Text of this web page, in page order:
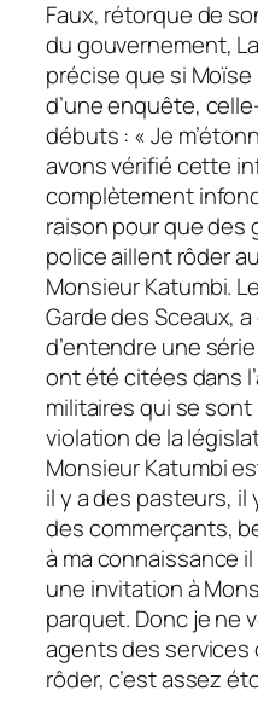
Faux, rétorque de
du gouvernement,
précise que si
d’une enquête,
débuts : «Je
avons vérifié cette
complètement
raison pour que des
police aillent rôder
Monsieur Katumbi.
Garde des Sceaux,
d’entendre une
ont été citées dans
militaires qui se
violation de la
Monsieur Katumbi
il y a des pasteurs, il
des commerçants,
à ma connaissance
une invitation à
parquet. Donc je ne
agents des
rôder, c’est assez